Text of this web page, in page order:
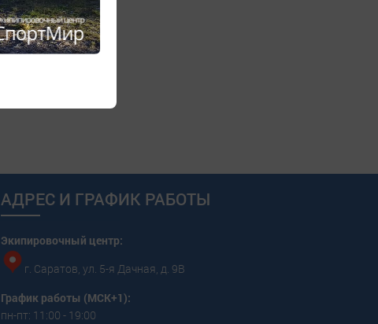
АДРЕС И ГРАФИК РАБОТЫ
Экипировочный центр:
г. Саратов, ул. 5-я Дачная, д. 9В
График работы (МСК+1):
пн-пт: 11:00 - 19:00